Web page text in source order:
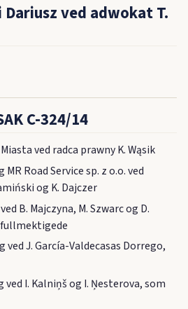
Dariusz ved adwokat T.
C-324/14
ved radca prawny K. Wąsik
Road Service sp. z o.o. ved
og K. Dajczer
B. Majczyna, M. Szwarc og D.
J. García-Valdecasas Dorrego,
I. Kalniņš og I. Ņesterova, som